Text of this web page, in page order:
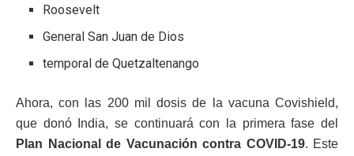
Roosevelt
General San Juan de Dios
temporal de Quetzaltenango
Ahora, con las 200 mil dosis de la vacuna Covishield,
que donó India, se continuará con la primera fase del
Plan Nacional de Vacunación contra COVID-19. Este